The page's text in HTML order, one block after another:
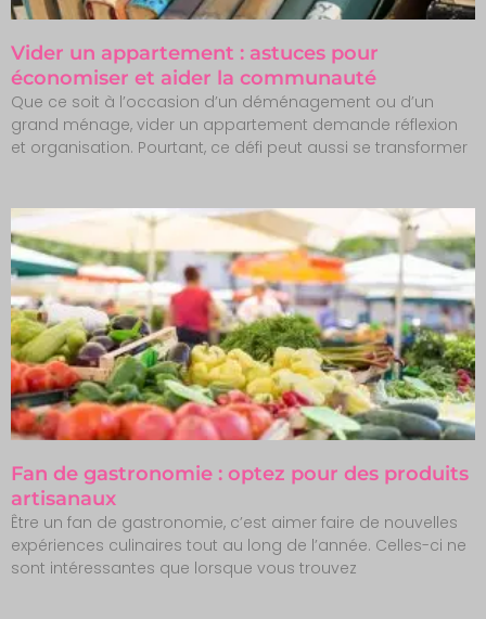
Vider un appartement : astuces pour
économiser et aider la communauté
Que ce soit à l’occasion d’un déménagement ou d’un
grand ménage, vider un appartement demande réflexion
et organisation. Pourtant, ce défi peut aussi se transformer
Fan de gastronomie : optez pour des produits
artisanaux
Être un fan de gastronomie, c’est aimer faire de nouvelles
expériences culinaires tout au long de l’année. Celles-ci ne
sont intéressantes que lorsque vous trouvez